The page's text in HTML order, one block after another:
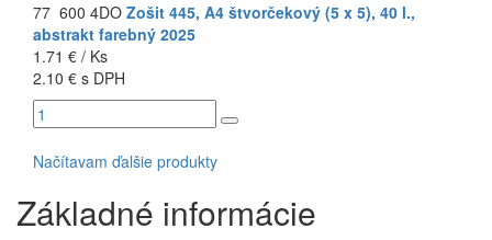
77 600 4DO Zošit 445, A4 štvorčekový (5 x 5), 40 l.,
abstrakt farebný 2025
1.71 € / Ks
2.10 € s DPH
Načítavam ďalšie produkty
Základné informácie